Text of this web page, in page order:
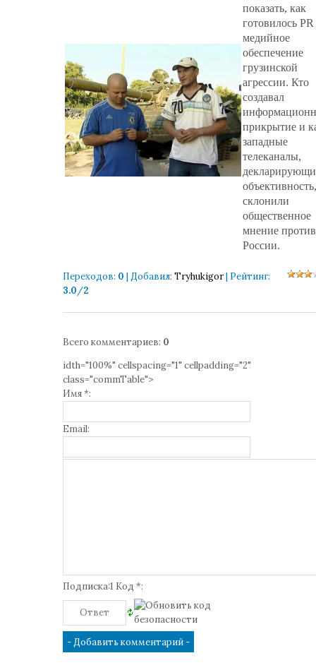
показать, как
готовилось
медийное
обеспечение
грузинской
агрессии. Кто
создавал
прикрытие и
западные
телеканалы,
объективность,
склонили
общественное
мнение против
России.
Переходов: 0 | Добавил: Tryhukigor| Рейтинг:
3.0/2
Всего комментариев: 0
idth="100%" cellspacing="1" cellpadding="2"
class="commTable">
Имя *:
Email:
Подписка:1 Код *: